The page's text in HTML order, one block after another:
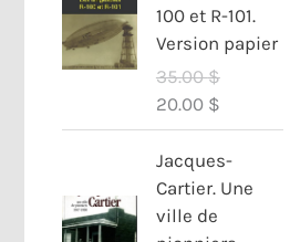
100 et R-101.
Version papier
35.00$
L
e
p
r
i
20.00 $L
e
p
r
Jacques-
Cartier. Une
ville de